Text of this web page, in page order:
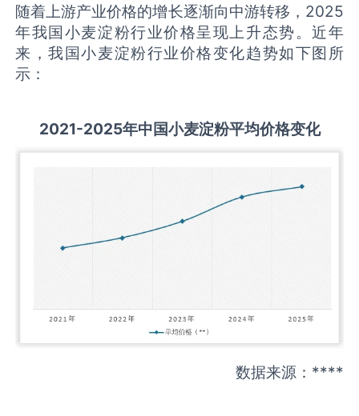
随着上游产业价格的增长逐渐向中游转移，2025
年我国小麦淀粉行业价格呈现上升态势。近年
来，我国小麦淀粉行业价格变化趋势如下图所
示：
2021-2025年中国小麦淀粉平均价格变化
数据来源：****